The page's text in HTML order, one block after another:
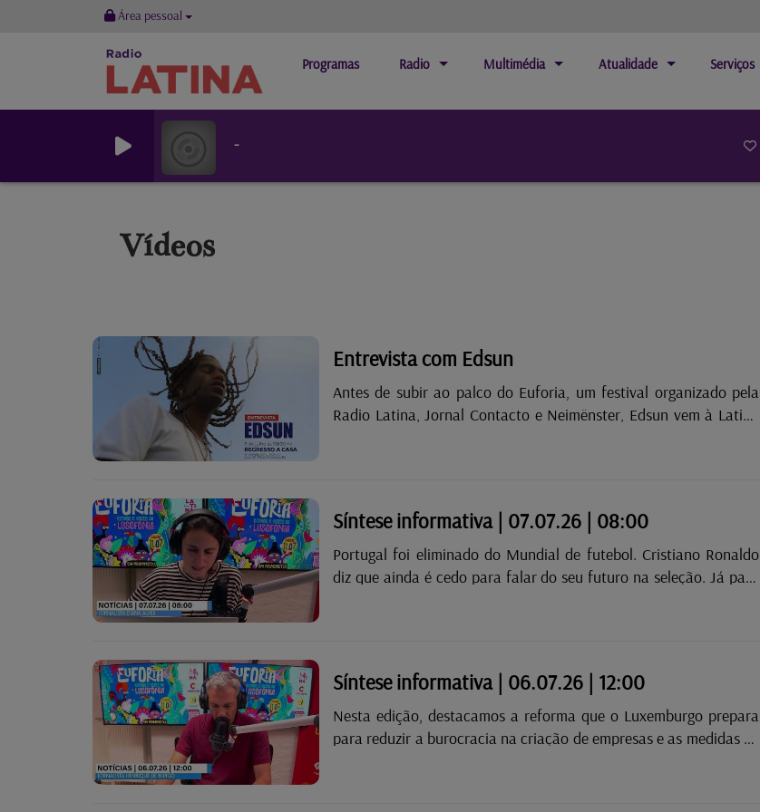
Área pessoal
Programas Radio Multimédia Atualidade Serviços
-
Vídeos
Entrevista com Edsun
Antes de subir ao palco do Euforia, um festival organizado pela
Radio Latina, Jornal Contacto e Neimënster, Edsun vem à Latina
Síntese informativa | 07.07.26 | 08:00
Portugal foi eliminado do Mundial de futebol. Cristiano Ronaldo
diz que ainda é cedo para falar do seu futuro na seleção. Já para
Síntese informativa | 06.07.26 | 12:00
Nesta edição, destacamos a reforma que o Luxemburgo prepara
para reduzir a burocracia na criação de empresas e as medidas de